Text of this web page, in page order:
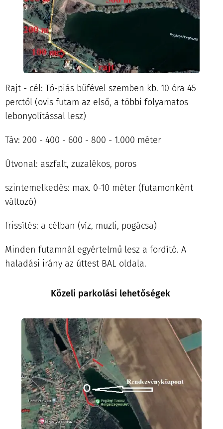
Rajt - cél: Tó-piás büfével szemben kb. 10 óra 45
perctől (ovis futam az első, a többi folyamatos
lebonyolítással lesz)
Táv: 200 - 400 - 600 - 800 - 1.000 méter
Útvonal: aszfalt, zuzalékos, poros
szintemelkedés: max. 0-10 méter (futamonként
változó)
frissítés: a célban (víz, müzli, pogácsa)
Minden futamnál egyértelmű lesz a fordító. A
haladási irány az úttest BAL oldala.
Közeli parkolási lehetőségek